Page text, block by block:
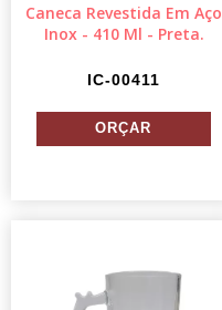
Caneca Revestida Em Aço
Inox - 410 Ml - Preta.
IC-00411